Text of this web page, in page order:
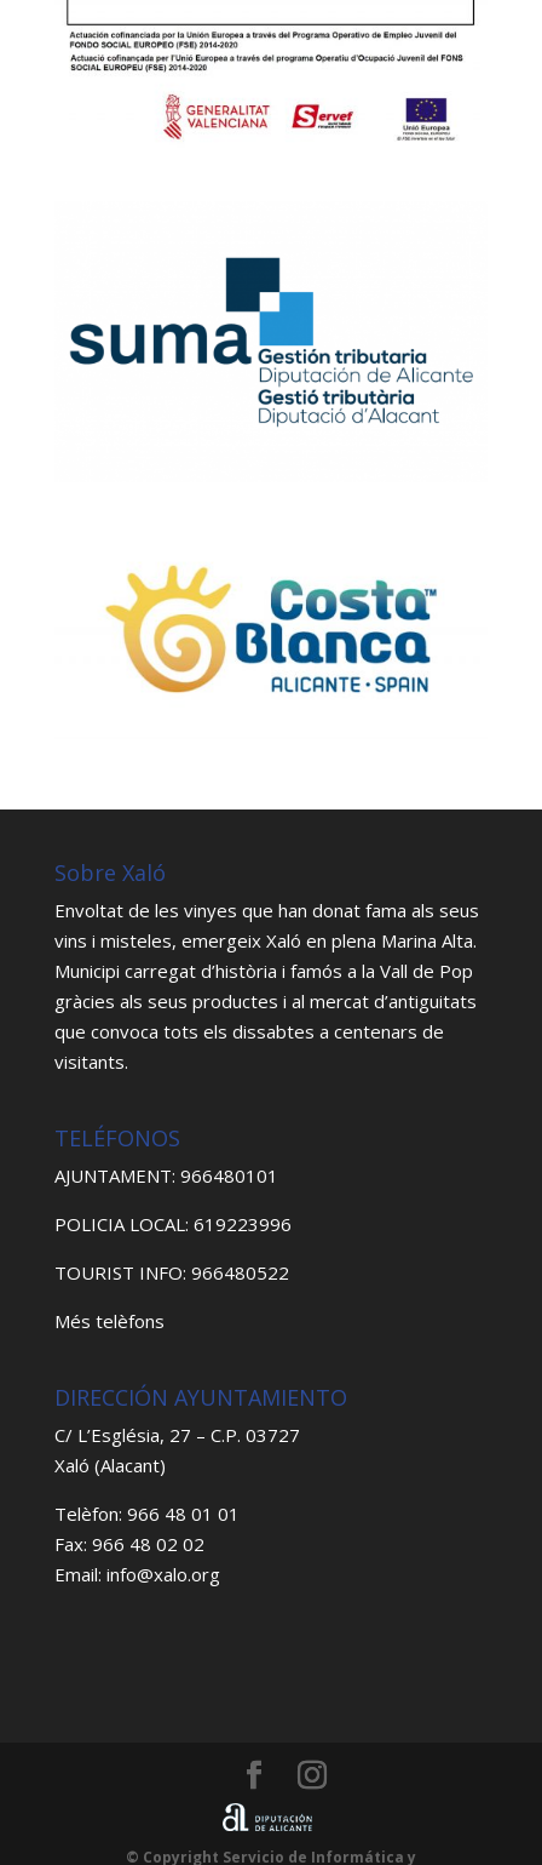
Sobre Xaló
Envoltat de les vinyes que han donat fama als seus
vins i misteles, emergeix Xaló en plena Marina Alta.
Municipi carregat d’història i famós a la Vall de Pop
gràcies als seus productes i al mercat d’antiguitats
que convoca tots els dissabtes a centenars de
visitants.
TELÉFONOS
AJUNTAMENT: 966480101
POLICIA LOCAL: 619223996
TOURIST INFO: 966480522
Més telèfons
DIRECCIÓN AYUNTAMIENTO
C/ L’Església, 27 – C.P. 03727
Xaló (Alacant)
Telèfon: 966 48 01 01
Fax: 966 48 02 02
Email: info@xalo.org
© Copyright Servicio de Informática y